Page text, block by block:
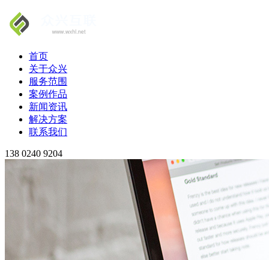
首页
关于众兴
服务范围
案例作品
新闻资讯
解决方案
联系我们
138 0240 9204